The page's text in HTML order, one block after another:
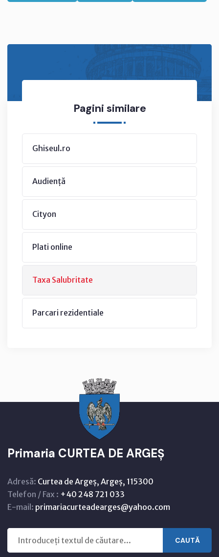
Pagini similare
Ghiseul.ro
Audiență
Cityon
Plati online
Taxa Salubritate
Parcari rezidentiale
Primaria CURTEA DE ARGEȘ
Adresă: Curtea de Argeș, Argeș, 115300
Telefon / Fax : +40 248 721 033
E-mail: primariacurteadearges@yahoo.com
CAUTĂ